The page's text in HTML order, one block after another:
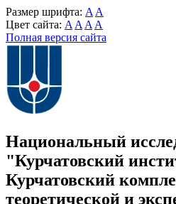
Размер шрифта: A A
Цвет сайта: A A A A
Полная версия сайта
Национальный
"Курчатовский
Курчатовский
теоретической и